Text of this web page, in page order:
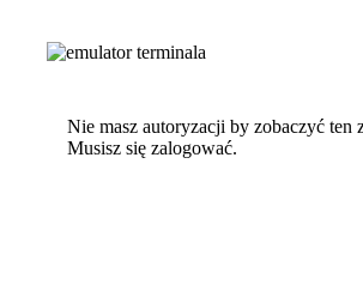
Nie masz autoryzacji by zobaczyć ten
Musisz się zalogować.